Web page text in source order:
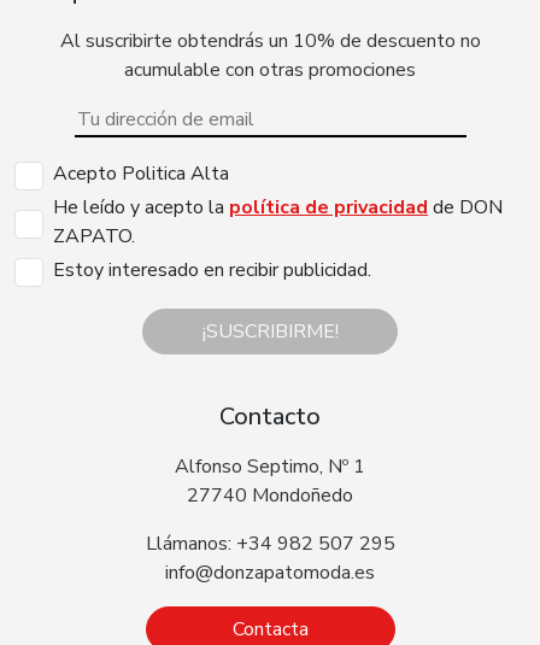
Al suscribirte obtendrás un 10% de descuento no
acumulable con otras promociones
Acepto Politica Alta
He leído y acepto la política de privacidad de DON
ZAPATO.
Estoy interesado en recibir publicidad.
¡SUSCRIBIRME!
Contacto
Alfonso Septimo, Nº 1
27740 Mondoñedo
Llámanos: +34 982 507 295
info@donzapatomoda.es
Contacta